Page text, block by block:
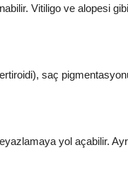
Vitiligo ve alopesi
saç
yol açabilir.